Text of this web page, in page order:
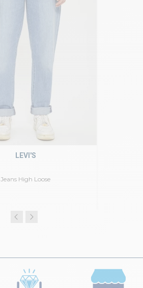
Jeans High Loose
LEVI'S